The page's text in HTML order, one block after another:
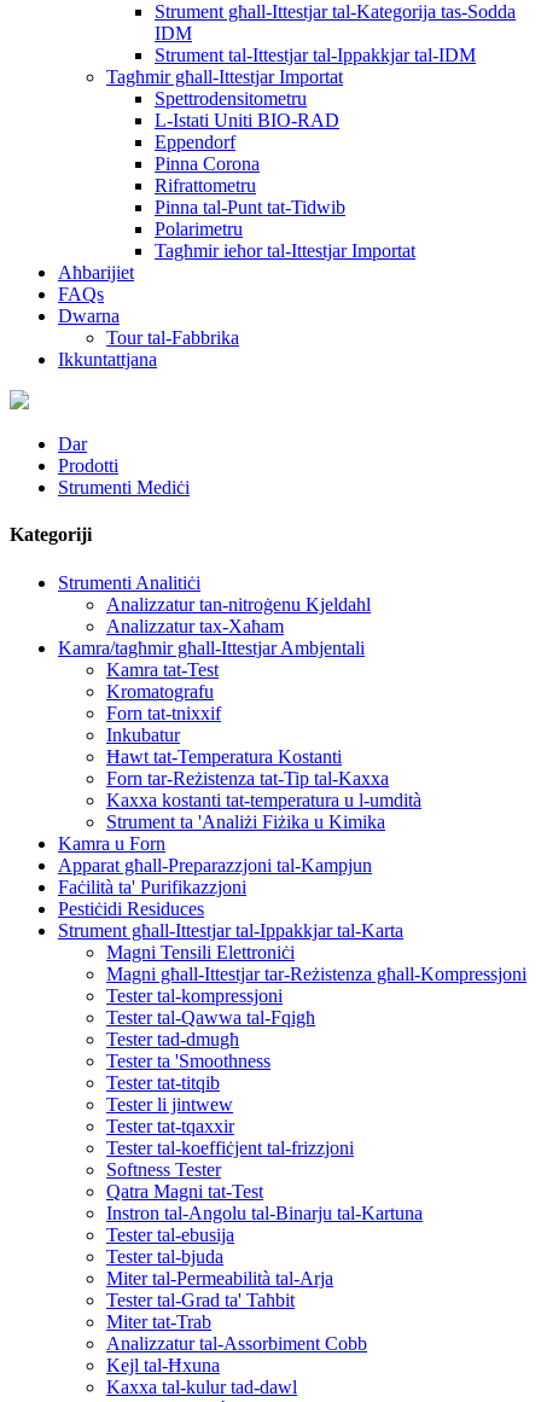
Strument għall-Ittestjar tal-Kategorija tas-Sodda
IDM
Strument tal-Ittestjar tal-Ippakkjar tal-IDM
Tagħmir għall-Ittestjar Importat
Spettrodensitometru
L-Istati Uniti BIO-RAD
Eppendorf
Pinna Corona
Rifrattometru
Pinna tal-Punt tat-Tidwib
Polarimetru
Tagħmir ieħor tal-Ittestjar Importat
Aħbarijiet
FAQs
Dwarna
Tour tal-Fabbrika
Ikkuntattjana
Dar
Prodotti
Strumenti Mediċi
Kategoriji
Strumenti Analitiċi
Analizzatur tan-nitroġenu Kjeldahl
Analizzatur tax-Xaħam
Kamra/tagħmir għall-Ittestjar Ambjentali
Kamra tat-Test
Kromatografu
Forn tat-tnixxif
Inkubatur
Ħawt tat-Temperatura Kostanti
Forn tar-Reżistenza tat-Tip tal-Kaxxa
Kaxxa kostanti tat-temperatura u l-umdità
Strument ta 'Analiżi Fiżika u Kimika
Kamra u Forn
Apparat għall-Preparazzjoni tal-Kampjun
Faċilità ta' Purifikazzjoni
Pestiċidi Residuces
Strument għall-Ittestjar tal-Ippakkjar tal-Karta
Magni Tensili Elettroniċi
Magni għall-Ittestjar tar-Reżistenza għall-Kompressjoni
Tester tal-kompressjoni
Tester tal-Qawwa tal-Fqigħ
Tester tad-dmugħ
Tester ta 'Smoothness
Tester tat-titqib
Tester li jintwew
Tester tat-tqaxxir
Tester tal-koeffiċjent tal-frizzjoni
Softness Tester
Qatra Magni tat-Test
Instron tal-Angolu tal-Binarju tal-Kartuna
Tester tal-ebusija
Tester tal-bjuda
Miter tal-Permeabilità tal-Arja
Tester tal-Grad ta' Taħbit
Miter tat-Trab
Analizzatur tal-Assorbiment Cobb
Kejl tal-Ħxuna
Kaxxa tal-kulur tad-dawl